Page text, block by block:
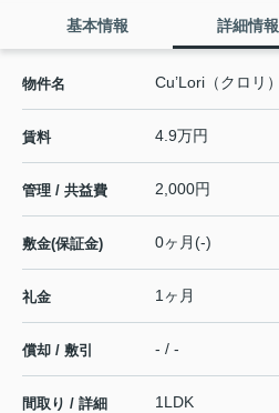
基本情報 詳細情報
物件名 Cu’Lori（クロリ）
賃料 4.9万円
管理 / 共益費 2,000円
敷金(保証金) 0ヶ月(-)
礼金 1ヶ月
償却 / 敷引 - / -
間取り / 詳細
1LDK